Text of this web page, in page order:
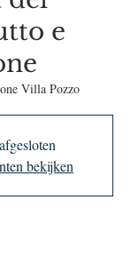
e
Villa Pozzo
bekijken